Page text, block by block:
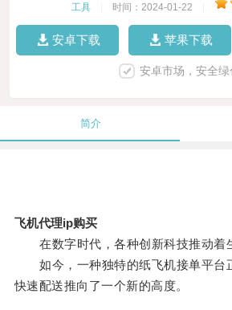
工具 时间：2024-01-22
安卓下载 苹果下载
安卓市场，安全绿
简介
飞机代理ip购买
在数字时代，各种创新科技推动着
如今，一种独特的纸飞机接单平台
快速配送推向了一个新的高度。